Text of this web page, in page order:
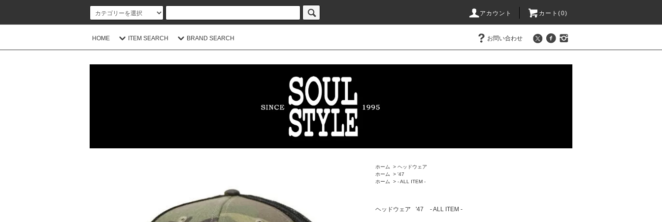
アカウント カート(0)
HOME ITEM SEARCH BRAND SEARCH お問い合わせ
ホーム > ヘッドウェア
ホーム
> '47
ホーム
> - ALL ITEM -
ヘッドウェア '47 - ALL ITEM -